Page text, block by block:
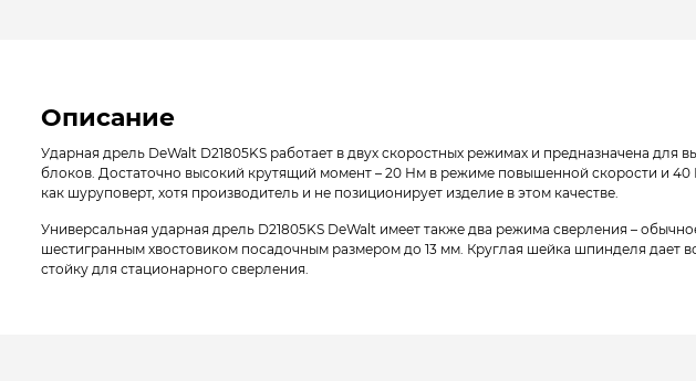
Описание
Ударная дрель DeWalt D21805KS работает в двух скоростных режимах и предназначена для
блоков. Достаточно высокий крутящий момент – 20 Нм в режиме повышенной скорости и
как шуруповерт, хотя производитель и не позиционирует изделие в этом качестве.
Универсальная ударная дрель D21805KS DeWalt имеет также два режима сверления –
шестигранным хвостовиком посадочным размером до 13 мм. Круглая шейка шпинделя дает
стойку для стационарного сверления.